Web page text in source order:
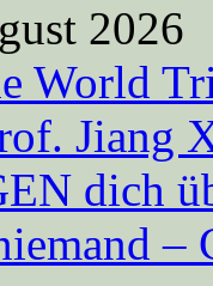
2026
World
Jiang
dich
–